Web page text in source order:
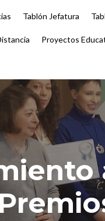
Tablón Jefatura
Proyectos